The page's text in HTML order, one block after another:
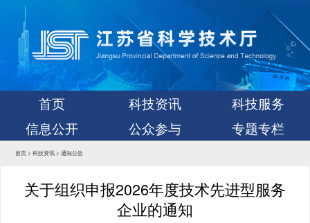
首页 科技资讯
科技服务
信息公开
公众参与 专题专栏
首页> 科技资讯> 通知公告
关于组织申报2026年度技术先进型服务
企业的通知